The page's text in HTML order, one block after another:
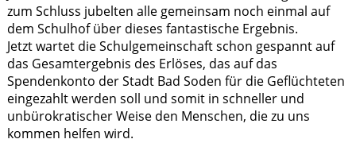
zum Schluss jubelten alle gemeinsam noch einmal auf
dem Schulhof über dieses fantastische Ergebnis.
Jetzt wartet die Schulgemeinschaft schon gespannt auf
das Gesamtergebnis des Erlöses, das auf das
Spendenkonto der Stadt Bad Soden für die Geflüchteten
eingezahlt werden soll und somit in schneller und
unbürokratischer Weise den Menschen, die zu uns
kommen helfen wird.